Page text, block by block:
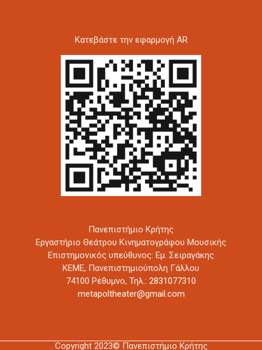
Kατεβάστε την εφαρμογή AR
Πανεπιστήμιο Κρήτης
Εργαστήριο Θεάτρου Κινηματογράφου Μουσικής
Επιστημονικός υπεύθυνος: Εμ. Σειραγάκης
ΚΕΜΕ, Πανεπιστημιούπολη Γάλλου
74100 Ρέθυμνο, Τηλ.: 2831077310
metapoltheater@gmail.com
Copyright 2023© Πανεπιστήμιο Κρήτης